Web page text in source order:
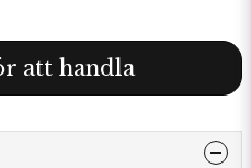
att handla